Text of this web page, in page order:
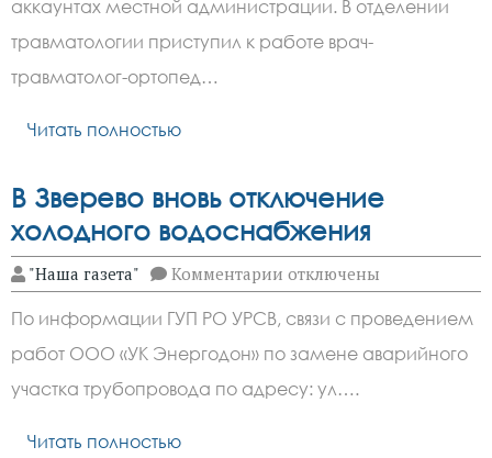
пополнился
новыми
специалистами
аккаунтах местной администрации. В отделении
травматологии приступил к работе врач-
травматолог-ортопед…
Читать полностью
В Зверево вновь отключение
холодного водоснабжения
"Наша газета" Комментарии к
записи
Зверево
вновь
отключение
холодного
водоснабжения
отключены
По информации ГУП РО УРСВ, связи с проведением
работ ООО «УК Энергодон» по замене аварийного
участка трубопровода по адресу: ул….
Читать полностью